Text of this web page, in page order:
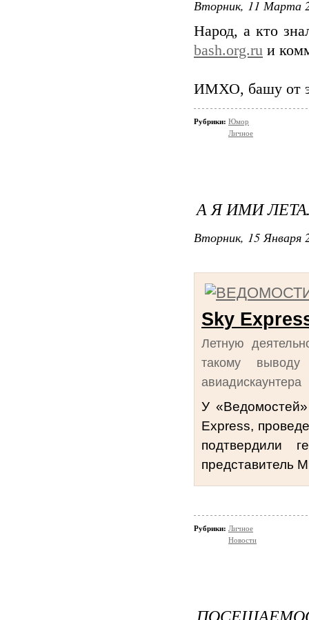
Вторник, 11 Марта
Народ, а кто
bash.org.ru и
ИМХО, башу от
Рубрики: Юмор
Личное
А Я ИМИ
Вторник, 15 Января
Sky
Летную
такому выводу
авиадискаунтера
У «Ведомостей»
Express,
подтвердили
представитель
Рубрики: Личное
Новости